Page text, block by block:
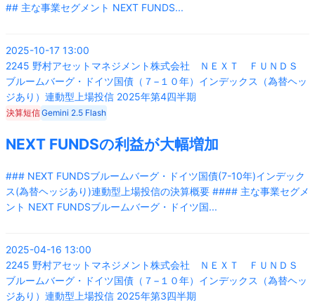
## 主な事業セグメント NEXT FUNDS...
2025-10-17 13:00
2245 野村アセットマネジメント株式会社 ＮＥＸＴ ＦＵＮＤＳ
ブルームバーグ・ドイツ国債（７−１０年）インデックス（為替ヘッ
ジあり）連動型上場投信 2025年第4四半期
決算短信Gemini 2.5 Flash
NEXT FUNDSの利益が大幅増加
### NEXT FUNDSブルームバーグ・ドイツ国債(7-10年)インデック
ス(為替ヘッジあり)連動型上場投信の決算概要 #### 主な事業セグメ
ント NEXT FUNDSブルームバーグ・ドイツ国...
2025-04-16 13:00
2245 野村アセットマネジメント株式会社 ＮＥＸＴ ＦＵＮＤＳ
ブルームバーグ・ドイツ国債（７−１０年）インデックス（為替ヘッ
ジあり）連動型上場投信 2025年第3四半期